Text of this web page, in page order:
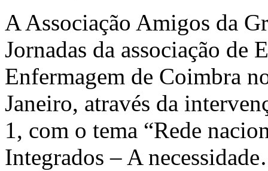
A Associação Amigos da
Jornadas da associação de
Enfermagem de Coimbra
Janeiro, através da
1, com o tema “Rede
Integrados – A